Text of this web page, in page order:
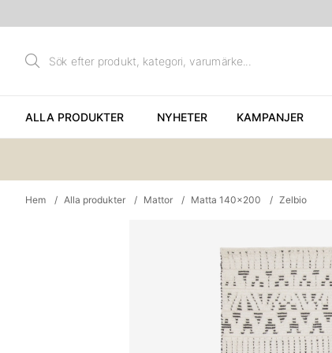
ALLA PRODUKTER NYHETER KAMPANJER
Hem Alla produkter Mattor Matta 140x200 Zelbio